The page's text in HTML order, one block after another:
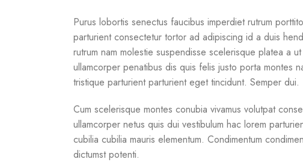
Purus lobortis senectus faucibus imperdiet rutrum
parturient consectetur tortor ad adipiscing id a duis
rutrum nam molestie suspendisse scelerisque platea a
ullamcorper penatibus dis quis felis justo porta montes
tristique parturient parturient eget tincidunt. Semper dui.
Cum scelerisque montes conubia vivamus volutpat
ullamcorper netus quis dui vestibulum hac lorem
cubilia cubilia mauris elementum. Condimentum
dictumst potenti.